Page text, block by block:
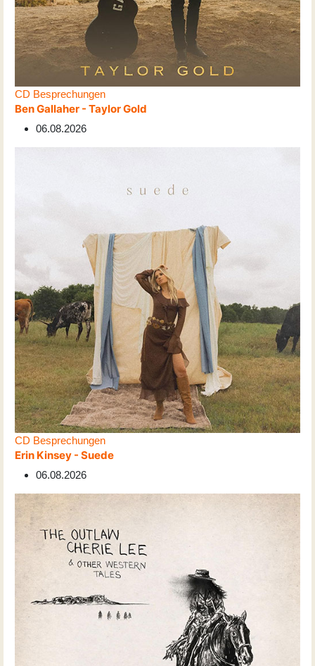
CD Besprechungen
Ben Gallaher - Taylor Gold
06.08.2026
CD Besprechungen
Erin Kinsey - Suede
06.08.2026